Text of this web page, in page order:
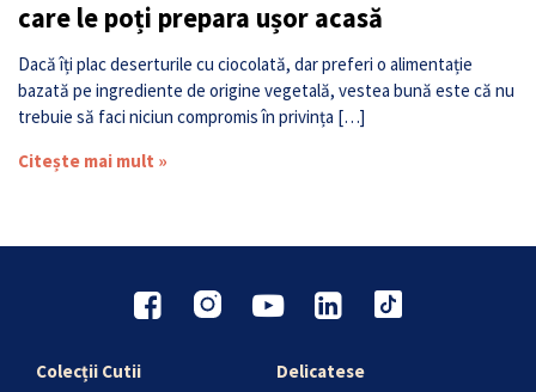
care le poți prepara ușor acasă
Dacă îți plac deserturile cu ciocolată, dar preferi o alimentație
bazată pe ingrediente de origine vegetală, vestea bună este că nu
trebuie să faci niciun compromis în privința […]
Citește mai mult »
Colecții Cutii Delicatese